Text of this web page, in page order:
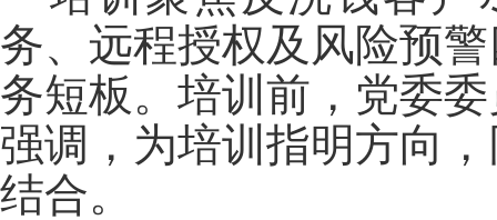
务、远程授权及风险预
务短板。培训前，党委
强调，为培训指明方向
结合。